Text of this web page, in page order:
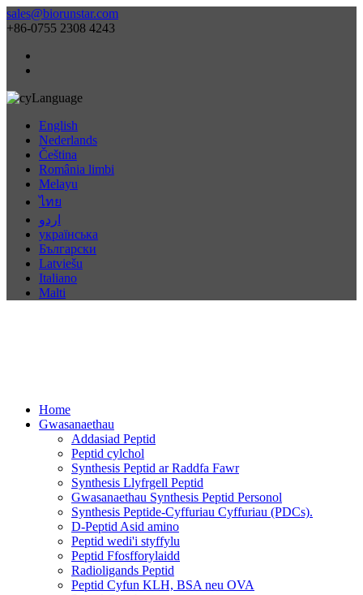
sales@biorunstar.com
+86-0755 2308 4243
Language
English
Nederlands
Čeština
România limbi
Melayu
ไทย
اردو
українська
Български
Latviešu
Italiano
Malti
Home
Gwasanaethau
Addasiad Peptid
Peptid cylchol
Synthesis Peptid ar Raddfa Fawr
Synthesis Llyfrgell Peptid
Gwasanaethau Synthesis Peptid Personol
Synthesis Peptide-Cyffuriau Cyffuriau (PDCs).
D-Peptid Asid amino
Peptid wedi'i styffylu
Peptid Ffosfforylaidd
Radioligands Peptid
Peptid Cyfun KLH, BSA neu OVA